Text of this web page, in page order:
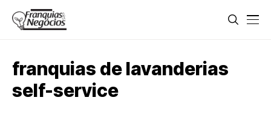
franquias de lavanderias
self-service